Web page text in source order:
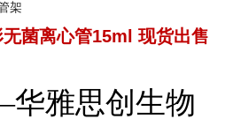
架
菌离心管15ml 现货出售
雅思创生物